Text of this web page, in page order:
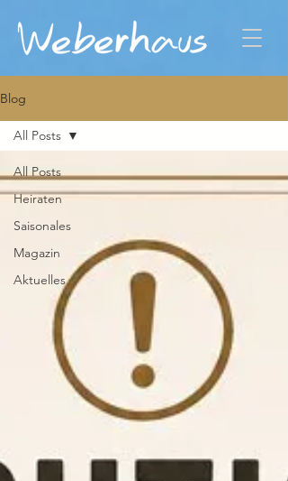
Blog
All Posts
Heiraten
Saisonales
Magazin
Aktuelles
All Posts